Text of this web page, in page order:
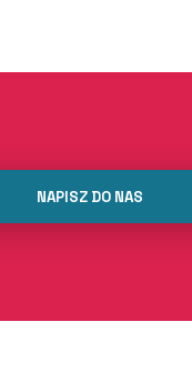
NAPISZ DO NAS